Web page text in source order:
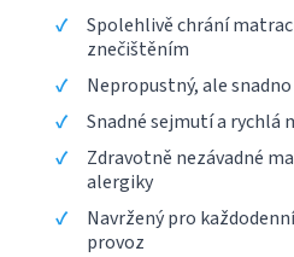
Spolehlivě chrání
znečištěním
Nepropustný, ale
Snadné sejmutí a rychlá
Zdravotně nezávadné
alergiky
Navržený pro
provoz